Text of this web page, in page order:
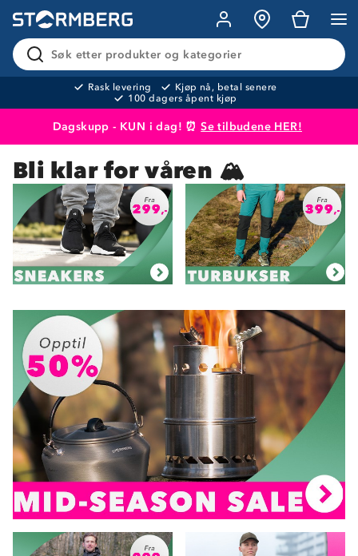
Søk etter produkter og kategorier
Rask levering
Kjøp nå, betal senere
100 dagers åpent kjøp
Dagskupp - KUN i dag! ⏰Se tilbudene HER!
Produktet er lagt i handlekurven
Bli klar for våren 🏔️